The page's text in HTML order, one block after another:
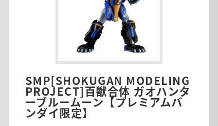
SMP[SHOKUGAN MODELING
PROJECT]百獣合体 ガオハンタ
ーブルームーン【プレミアムバ
ンダイ限定】